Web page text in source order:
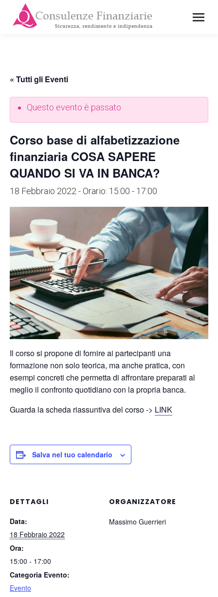
« Tutti gli Eventi
Questo evento è passato.
Corso base di alfabetizzazione
finanziaria COSA SAPERE
QUANDO SI VA IN BANCA?
18 Febbraio 2022 - Orario: 15:00 - 17:00
Il corso si propone di fornire ai partecipanti una
formazione non solo teorica, ma anche pratica, con
esempi concreti che permetta di affrontare preparati al
meglio il confronto quotidiano con la propria banca.
Guarda la scheda riassuntiva del corso -> LINK
Salva nel tuo calendario
DETTAGLI
Data:
18 Febbraio 2022
Ora:
15:00 - 17:00
Categoria Evento:
Evento
ORGANIZZATORE
Massimo Guerrieri